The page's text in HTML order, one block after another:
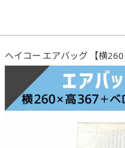
ヘイコー エアバッグ 【横